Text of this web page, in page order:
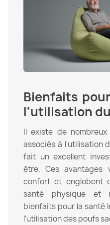
Bienfaits
l'utilisation
Il existe de
associés à l'utilisation
fait un excellent
être. Ces avantages
confort et englobent
santé physique et
bienfaits pour la santé
l'utilisation des poufs